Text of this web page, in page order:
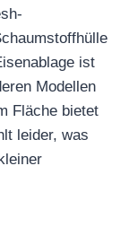
ist
Modellen
Fläche bietet
leider, was